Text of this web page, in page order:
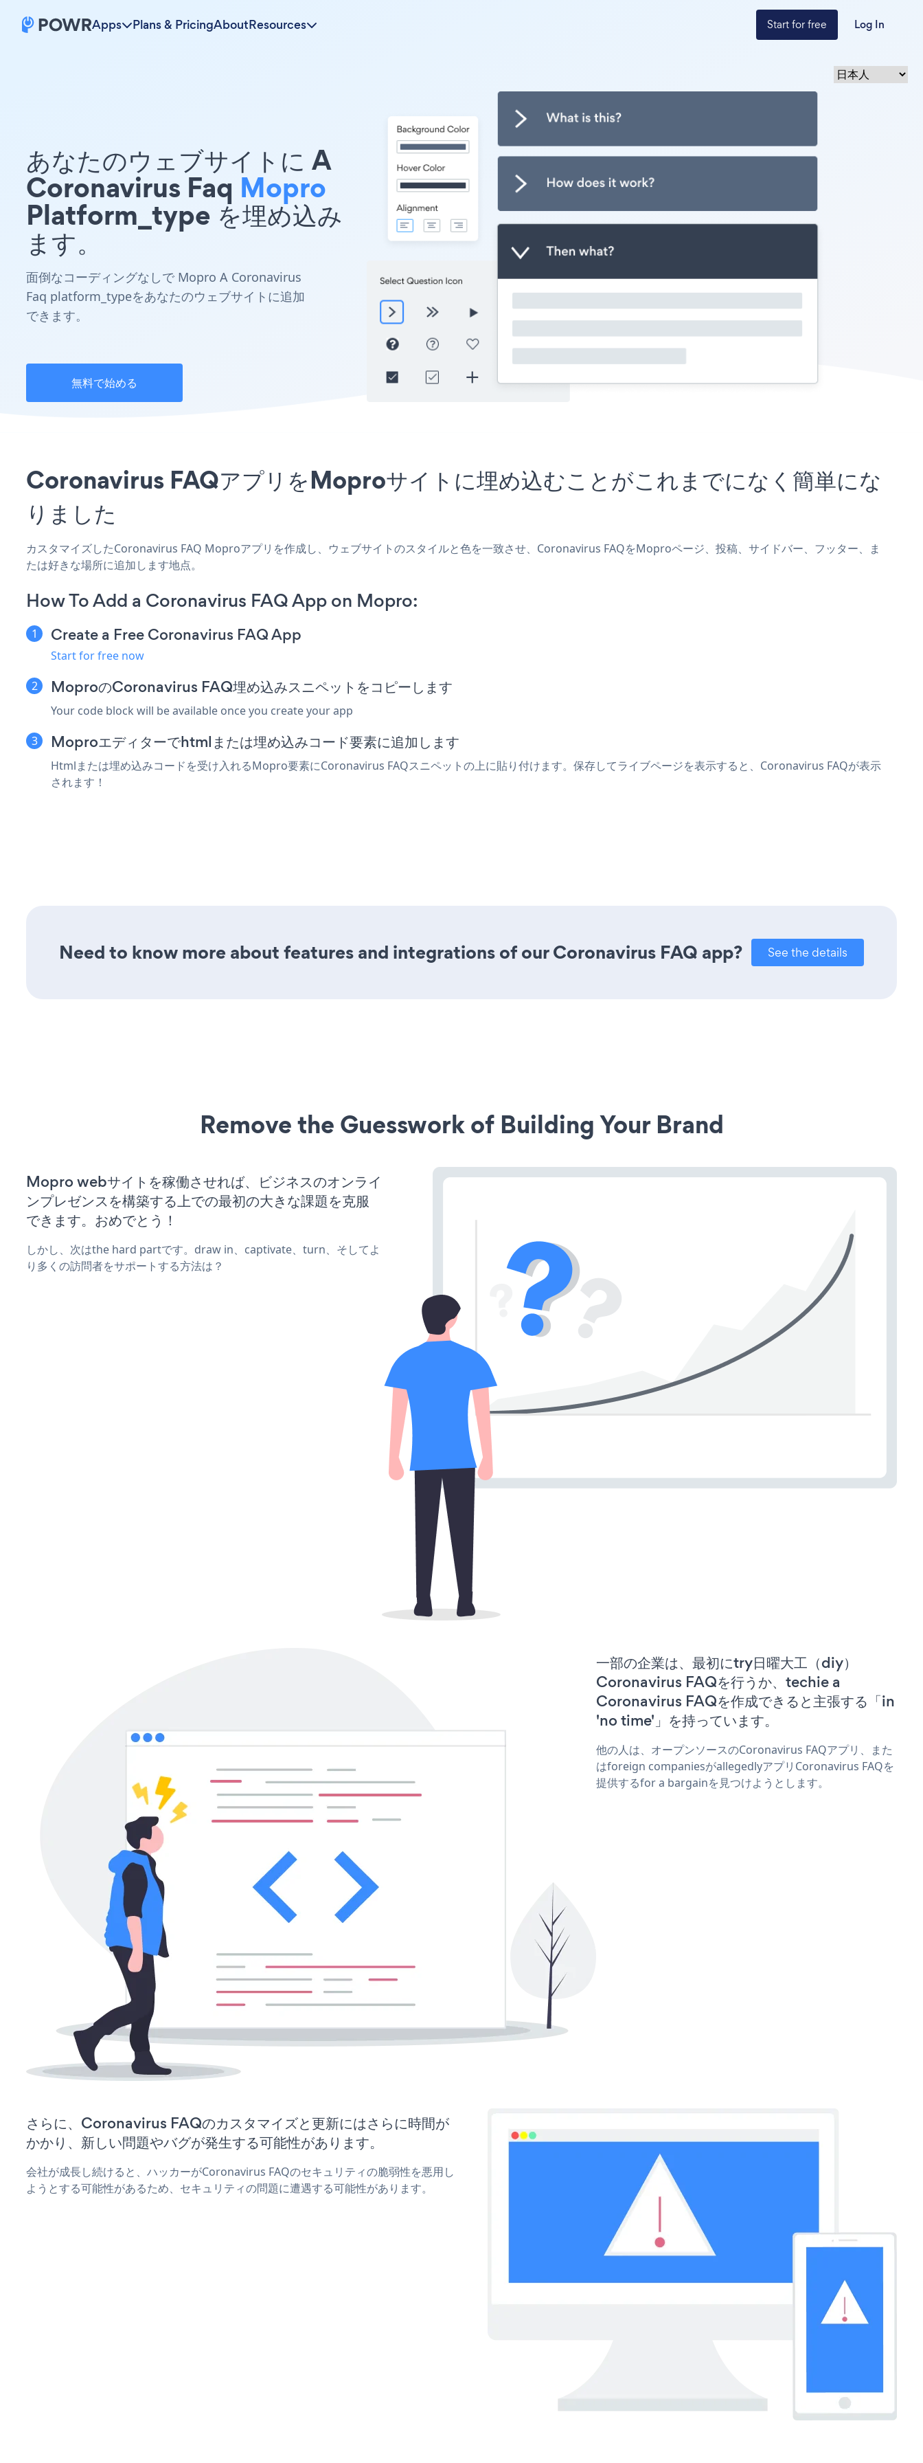
Apps Plans & PricingAboutResources Start for free Log In
あなたのウェブサイトに A
Coronavirus Faq Mopro
Platform_type を埋め込み
ます。
面倒なコーディングなしで Mopro A Coronavirus
Faq platform_typeをあなたのウェブサイトに追加
できます。
無料で始める
Coronavirus FAQアプリをMoproサイトに埋め込むことがこれまでになく簡単にな
りました
カスタマイズしたCoronavirus FAQ Moproアプリを作成し、ウェブサイトのスタイルと色を一致させ、Coronavirus FAQをMoproページ、投稿、サイドバー、フッター、ま
たは好きな場所に追加します地点。
How To Add a Coronavirus FAQ App on Mopro:
Create a Free Coronavirus FAQ App
Start for free now
MoproのCoronavirus FAQ埋め込みスニペットをコピーします
Your code block will be available once you create your app
Moproエディターでhtmlまたは埋め込みコード要素に追加します
Htmlまたは埋め込みコードを受け入れるMopro要素にCoronavirus FAQスニペットの上に貼り付けます。保存してライブページを表示すると、Coronavirus FAQが表示
されます！
Need to know more about features and integrations of our Coronavirus FAQ app? See the details
Remove the Guesswork of Building Your Brand
Mopro webサイトを稼働させれば、ビジネスのオンライ
ンプレゼンスを構築する上での最初の大きな課題を克服
できます。おめでとう！
しかし、次はthe hard partです。draw in、captivate、turn、そしてよ
り多くの訪問者をサポートする方法は？
一部の企業は、最初にtry日曜大工（diy）
Coronavirus FAQを行うか、techie a
Coronavirus FAQを作成できると主張する「in
'no time'」を持っています。
他の人は、オープンソースのCoronavirus FAQアプリ、また
はforeign companiesがallegedlyアプリCoronavirus FAQを
提供するfor a bargainを見つけようとします。
さらに、Coronavirus FAQのカスタマイズと更新にはさらに時間が
かかり、新しい問題やバグが発生する可能性があります。
会社が成長し続けると、ハッカーがCoronavirus FAQのセキュリティの脆弱性を悪用し
ようとする可能性があるため、セキュリティの問題に遭遇する可能性があります。